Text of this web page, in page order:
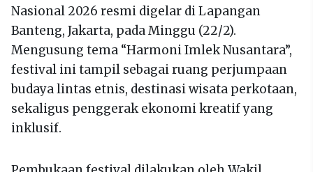
Nasional 2026 resmi digelar di Lapangan
Banteng, Jakarta, pada Minggu (22/2).
Mengusung tema “Harmoni Imlek Nusantara”,
festival ini tampil sebagai ruang perjumpaan
budaya lintas etnis, destinasi wisata perkotaan,
sekaligus penggerak ekonomi kreatif yang
inklusif.